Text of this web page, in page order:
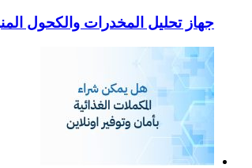
جهاز تحليل المخدرات والكحول